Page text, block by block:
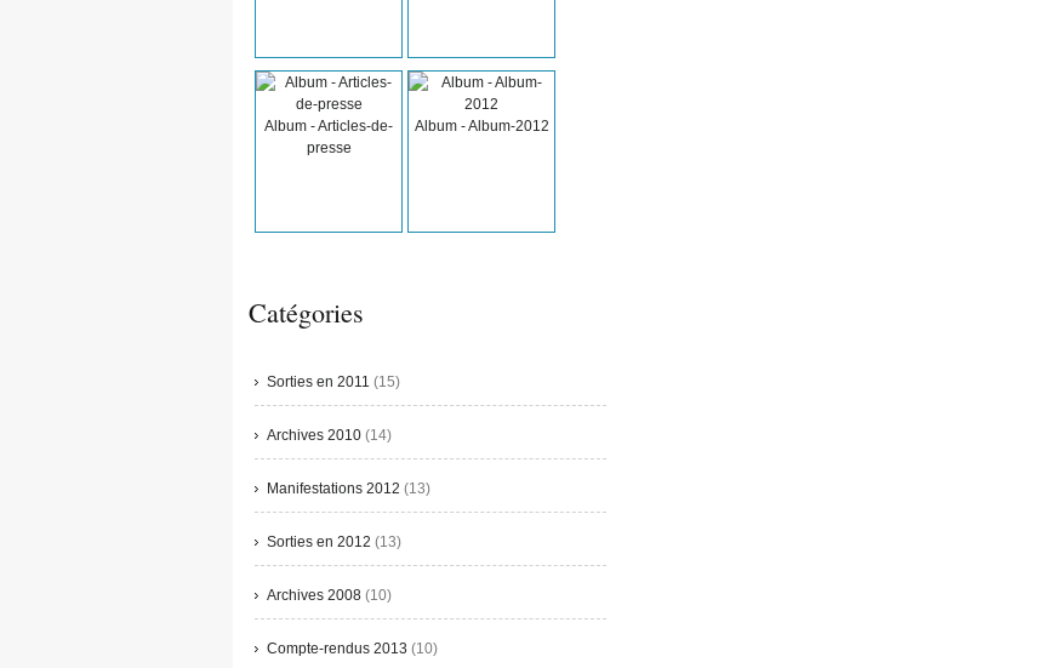
Album - Articles-de-
presse
Album - Album-2012
Catégories
Sorties en 2011 (15)
Archives 2010 (14)
Manifestations 2012 (13)
Sorties en 2012 (13)
Archives 2008 (10)
Compte-rendus 2013 (10)